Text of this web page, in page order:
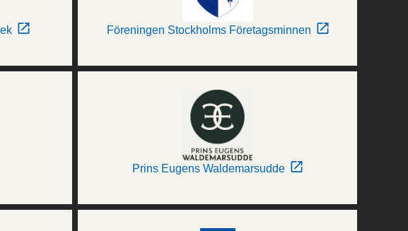
Föreningen Stockholms Företagsminnen
Prins Eugens Waldemarsudde